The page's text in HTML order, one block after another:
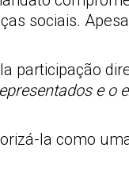
sociais.
participação
e o
la como